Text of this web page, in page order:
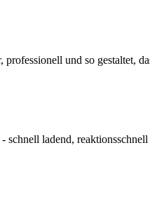
und so gestaltet,
ladend,